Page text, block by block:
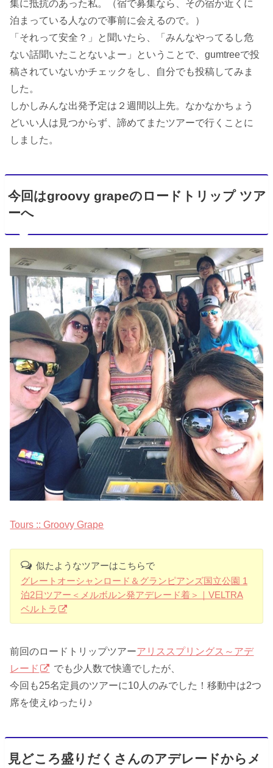
集に抵抗のあった私。（宿で募集なら、その宿か近くに
泊まっている人なので事前に会えるので。）
「それって安全？」と聞いたら、「みんなやってるし危
ない話聞いたことないよー」ということで、gumtreeで投
稿されていないかチェックをし、自分でも投稿してみま
した。
しかしみんな出発予定は２週間以上先。なかなかちょう
どいい人は見つからず、諦めてまたツアーで行くことに
しました。
今回はgroovy grapeのロードトリップ ツア
ーへ
Tours :: Groovy Grape
似たようなツアーはこちらで
グレートオーシャンロード＆グランピアンズ国立公園 1
泊2日ツアー＜メルボルン発アデレード着＞｜VELTRA
ベルトラ
前回のロードトリップツアーアリススプリングス～アデ
レード
でも少人数で快適でしたが、
今回も25名定員のツアーに10人のみでした！移動中は2つ
席を使えゆったり♪
見どころ盛りだくさんのアデレードからメ